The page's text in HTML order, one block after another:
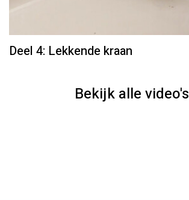
Deel 4: Lekkende kraan
Bekijk alle video's